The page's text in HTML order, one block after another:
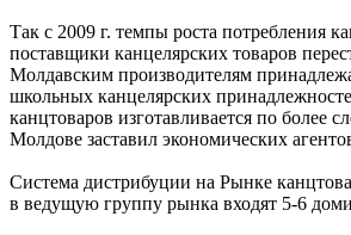
Так с 2009 г. темпы роста потребления
поставщики канцелярских товаров
Молдавским производителям
школьных канцелярских
канцтоваров изготавливается по более
Молдове заставил экономических
Система дистрибуции на Рынке
в ведущую группу рынка входят 5-6